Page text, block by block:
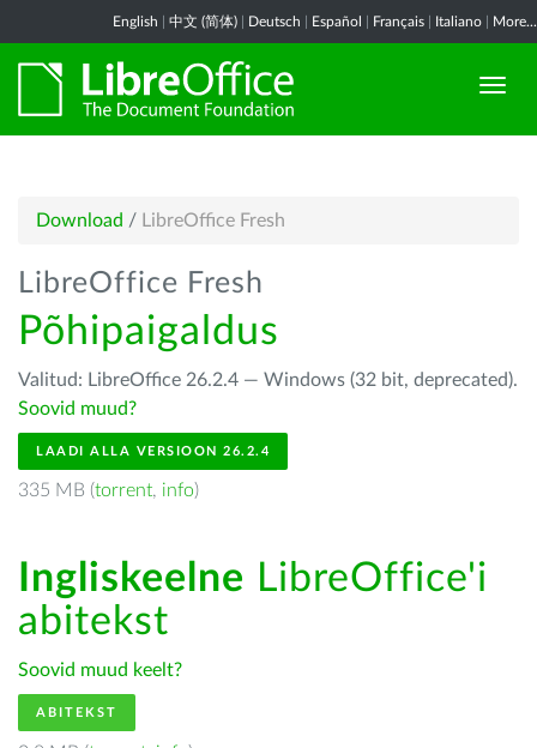
English 中文 (简体) Deutsch Español Français Italiano More...
Download / LibreOffice Fresh
LibreOffice Fresh
Põhipaigaldus
Valitud: LibreOffice 26.2.4 — Windows (32 bit, deprecated).
Soovid muud?
LAADI ALLA VERSIOON 26.2.4
335 MB (torrent, info)
Ingliskeelne LibreOffice'i
abitekst
Soovid muud keelt?
ABITEKST